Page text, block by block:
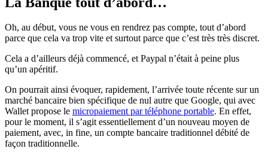
Oh, au début, vous ne vous en rendrez pas compte, tout d’abord
parce que cela va trop vite et surtout parce que c’est très très discret.
Cela a d’ailleurs déjà commencé, et Paypal n’était à peine plus
qu’un apéritif.
On pourrait ainsi évoquer, rapidement, l’arrivée toute récente sur un
marché bancaire bien spécifique de nul autre que Google, qui avec
Wallet propose le micropaiement par téléphone portable. En effet,
pour le moment, il s’agit essentiellement d’un nouveau moyen de
paiement, avec, in fine, un compte bancaire traditionnel débité de
façon traditionnelle.